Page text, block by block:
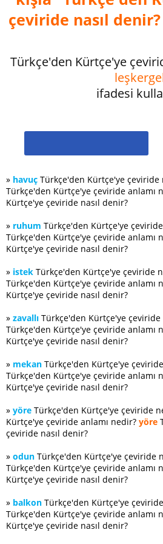
çeviride nasıl denir?
Türkçe'den Kürtçe'ye
ifadesi
» havuç Türkçe'den Kürtçe'ye çeviride
Türkçe'den Kürtçe'ye çeviride anlamı
Kürtçe'ye çeviride nasıl denir?
» ruhum Türkçe'den Kürtçe'ye
Türkçe'den Kürtçe'ye çeviride anlamı
Kürtçe'ye çeviride nasıl denir?
» istek Türkçe'den Kürtçe'ye çeviride
Türkçe'den Kürtçe'ye çeviride anlamı
Kürtçe'ye çeviride nasıl denir?
» zavallı Türkçe'den Kürtçe'ye
Türkçe'den Kürtçe'ye çeviride anlamı
Kürtçe'ye çeviride nasıl denir?
» mekan Türkçe'den Kürtçe'ye
Türkçe'den Kürtçe'ye çeviride anlamı
Kürtçe'ye çeviride nasıl denir?
» yöre Türkçe'den Kürtçe'ye çeviride
Kürtçe'ye çeviride anlamı nedir? yöre
çeviride nasıl denir?
» odun Türkçe'den Kürtçe'ye çeviride
Türkçe'den Kürtçe'ye çeviride anlamı
Kürtçe'ye çeviride nasıl denir?
» balkon Türkçe'den Kürtçe'ye
Türkçe'den Kürtçe'ye çeviride anlamı
Kürtçe'ye çeviride nasıl denir?